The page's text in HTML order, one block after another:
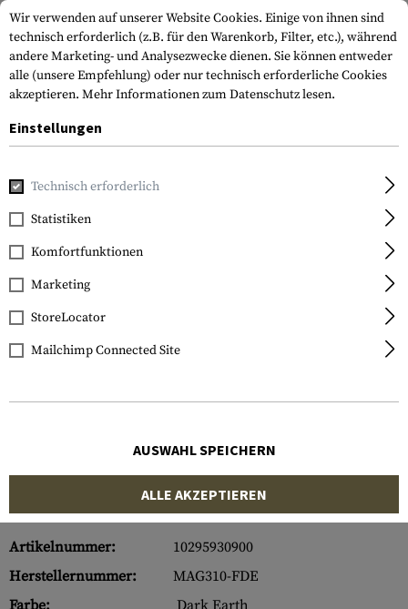
Home Waffenzubehör CTR
Magpul
CTR Carbine Stock Mil
Spec
Artikelnummer:
10295930900
Herstellernummer:
MAG310-FDE
Farbe:
Dark Earth
Wir verwenden auf unserer Website Cookies. Einige von ihnen sind
technisch erforderlich (z.B. für den Warenkorb, Filter, etc.), während
andere Marketing- und Analysezwecke dienen. Sie können entweder
alle (unsere Empfehlung) oder nur technisch erforderliche Cookies
akzeptieren. Mehr Informationen zum Datenschutz lesen.
Einstellungen
Technisch erforderlich
Statistiken
Komfortfunktionen
Marketing
StoreLocator
Mailchimp Connected Site
AUSWAHL SPEICHERN
ALLE AKZEPTIEREN